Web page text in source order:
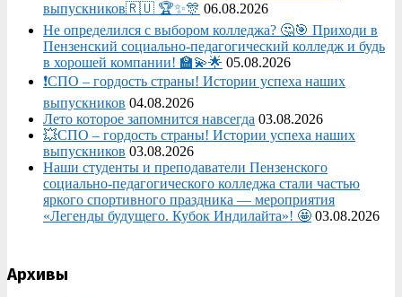
выпускников🇷🇺 🏆✨🎊 06.08.2026
Не определился с выбором колледжа? 🤔🎯 Приходи в
Пензенский социально-педагогический колледж и будь
в хорошей компании! 🏫💫🌟 05.08.2026
❗СПО – гордость страны! Истории успеха наших
выпускников 04.08.2026
Лето которое запомнится навсегда 03.08.2026
💥СПО – гордость страны! Истории успеха наших
выпускников 03.08.2026
Наши студенты и преподаватели Пензенского
социально‑педагогического колледжа стали частью
яркого спортивного праздника — мероприятия
«Легенды будущего. Кубок Индилайта»! 🤩 03.08.2026
Архивы